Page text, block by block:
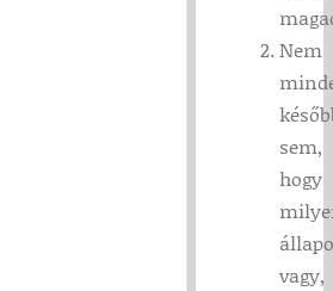
Nem
sem,
hogy
vagy,